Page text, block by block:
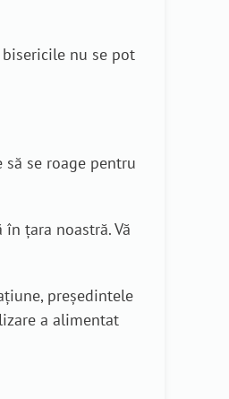
nu se pot
se roage pentru
țara noastră. Vă
președintele
a alimentat